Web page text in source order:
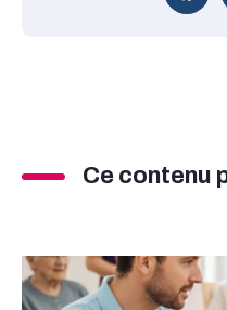
Ce contenu